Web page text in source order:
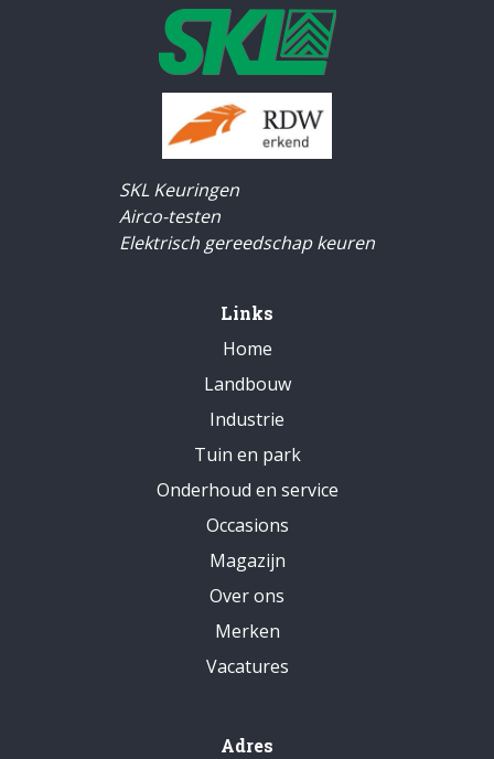
SKL Keuringen
Airco-testen
Elektrisch gereedschap keuren
Links
Home
Landbouw
Industrie
Tuin en park
Onderhoud en service
Occasions
Magazijn
Over ons
Merken
Vacatures
Adres